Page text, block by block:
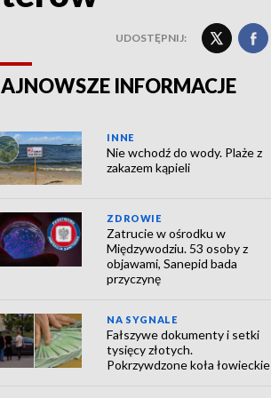
UDOSTĘPNIJ:
INFORMACJE
INNE
Nie wchodź do wody. Plaże z
zakazem kąpieli
ZDROWIE
Zatrucie w ośrodku w
Międzywodziu. 53 osoby z
objawami, Sanepid bada
przyczynę
NA SYGNALE
Fałszywe dokumenty i setki
tysięcy złotych.
Pokrzywdzone koła łowieckie